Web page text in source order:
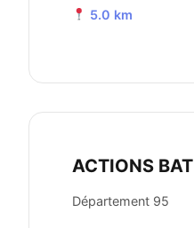
5.0 km
ACTIONS BAT
Département 95